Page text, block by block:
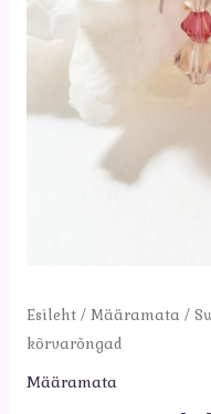
Esileht/Määramata /
kõrvarõngad
Määramata